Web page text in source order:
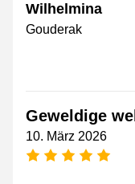
Wilhelmina
Gouderak
Geweldige
10. März 2026